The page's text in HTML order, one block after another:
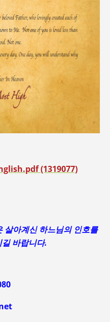
(1319077)
살아계신 하느님의 인호를
바랍니다.